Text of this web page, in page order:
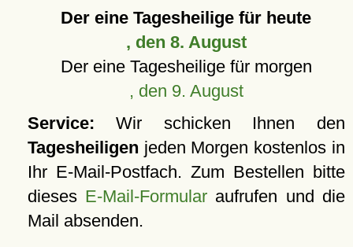
Der eine Tagesheilige für heute
, den 8. August
Der eine Tagesheilige für morgen
, den 9. August
Service: Wir schicken Ihnen den
Tagesheiligen jeden Morgen kostenlos in
Ihr E-Mail-Postfach. Zum Bestellen bitte
dieses E-Mail-Formular aufrufen und die
Mail absenden.